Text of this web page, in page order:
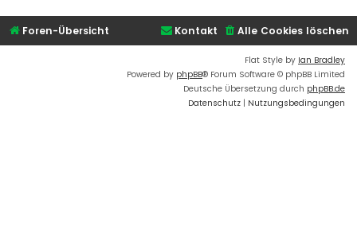
Foren-Übersicht Alle Cookies löschen
Kontakt
Flat Style by Ian Bradley
Powered by phpBB® Forum Software © phpBB Limited
Deutsche Übersetzung durch phpBB.de
Datenschutz | Nutzungsbedingungen